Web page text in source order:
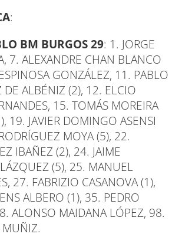
:
BM BURGOS 29: 1. JORGE
7. ALEXANDRE CHAN BLANCO
GONZÁLEZ, 11. PABLO
DE ALBÉNIZ (2), 12. ELCIO
15. TOMÁS MOREIRA
19. JAVIER DOMINGO ASENSI
MOYA (5), 22.
IBAÑEZ (2), 24. JAIME
(5), 25. MANUEL
27. FABRIZIO CASANOVA (1),
ALBERO (1), 35. PEDRO
ALONSO MAIDANA LÓPEZ, 98.
MUÑIZ.